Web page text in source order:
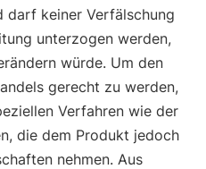
darf keiner Verfälschung
unterzogen werden,
würde. Um den
gerecht zu werden,
Verfahren wie der
die dem Produkt jedoch
nehmen. Aus